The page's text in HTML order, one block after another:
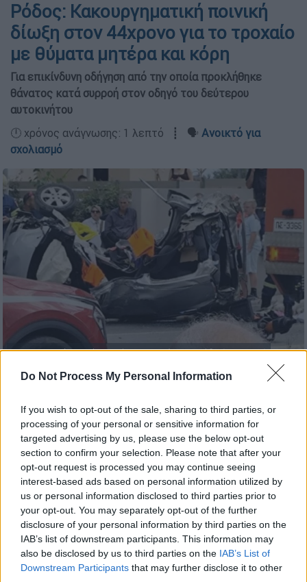
Do Not Process My Personal Information
If you wish to opt-out of the sale, sharing to third parties, or
processing of your personal or sensitive information for
targeted advertising by us, please use the below opt-out
section to confirm your selection. Please note that after your
opt-out request is processed you may continue seeing
interest-based ads based on personal information utilized by
us or personal information disclosed to third parties prior to
your opt-out. You may separately opt-out of the further
disclosure of your personal information by third parties on the
IAB’s list of downstream participants. This information may
also be disclosed by us to third parties on the IAB’s List of
Downstream Participants that may further disclose it to other
Ρόδος: Κακουργηματική ποινική
δίωξη στον 44χρονο για το τροχαίο
με θύματα μητέρα και κόρη
Για επικίνδυνη οδήγηση από την οποία προκλήθηκε
θάνατος κατά συρροή στον οδηγό του δεύτερου
αυτοκινήτου
🕛 χρόνος ανάγνωσης: 1 λεπτό ┋ 🗣️ Ανοικτό για
σχολιασμό
Σοκαριστική η εικόνα από το τροχαίο στη Ρόδο (rodiaki.gr)
Ποινική δίωξησε βαθμό κακουργήματος
ασκήθηκε το μεσημέρι της Δευτέρας από την
προϊσταμένη της Εισαγγελίας Πρωτοδικών
Ρόδουσε βάρος του 44χρονου οδηγού για το
τροχαίο στο χωριό Αφαντου.
Στο τραγικό αυτό δυστύχημαέχασαν τη ζωή
τους μια 57χρονη γυναίκα και η 26χρονη κόρη
της.